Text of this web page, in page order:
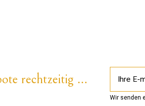
rechtzeitig ...
Wir senden